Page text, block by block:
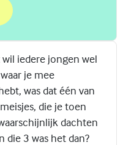
verandert in de puberteit.
wil iedere jongen wel
je mee
was dat één van
die je toen
dachten
die 3 was het dan?